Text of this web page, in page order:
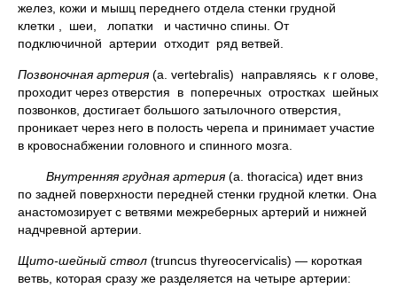
желез, кожи и мышц переднего отдела стенки грудной
клетки , шеи, лопатки и частично спины. От
подключичной артерии отходит ряд ветвей.
Позвоночная артерия(а. vertebralis) направляясь к г олове,
проходит через отверстия в поперечных отростках шейных
позвонков, достигает большого затылочного отверстия,
проникает через него в полость черепа и принимает участие
в кровоснабжении головного и спинного мозга.
Внутренняя грудная артерия(а. thoracica) идет вниз
по задней поверхности передней стенки грудной клетки. Она
анастомозирует с ветвями межреберных артерий и нижней
надчревной артерии.
Щито-шейный ствол (truncus thyreocervicalis) — короткая
ветвь, которая сразу же разделяется на четыре артерии: